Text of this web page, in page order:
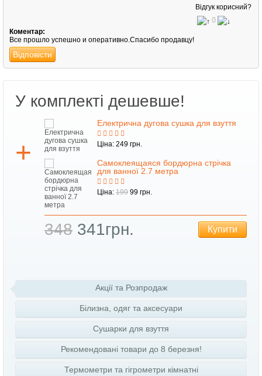
Відгук корисний?
0
Коментар:
Все прошло успешно и оперативно.Спасибо продавцу!
Відповісти
У комплекті дешевше!
Електрична дугова сушка для взуття
Ціна: 249 грн.
Самоклеящаяся бордюрна стрічка
для ванної 2.7 метра
Ціна: 199 99 грн.
348 341грн. Купити
Акції та Розпродаж
Білизна, одяг та аксесуари
Сушарки для взуття
Рекомендовані товари до 8 березня!
Термометри та гігрометри кімнатні